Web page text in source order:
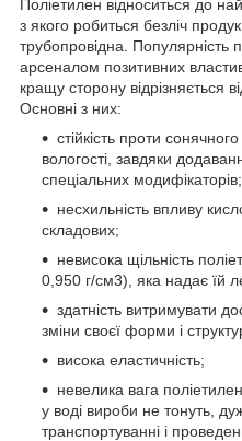
Поліетилен відноситься до
з якого робиться безліч
трубопровідна. Популярність
арсеналом позитивних
кращу сторону відрізняється
Основні з них:
стійкість проти
вологості, завдяки
спеціальних модифікаторів;
несхильність впливу
складових;
невисока щільність
0,950 г/см3), яка надає їй
здатність витримувати
зміни своєї форми і
висока еластичність;
невелика вага
у воді вироби не тонуть,
транспортуванні і